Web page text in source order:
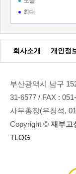
최대
회사소개 개인정
부산광역시 남구
31-6577 / FAX :
사무총장(우청석,
Copyright © 재부고
TLOG